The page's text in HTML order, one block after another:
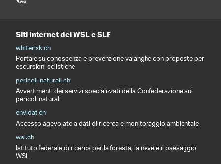
Siti Internet del WSL e SLF
whiterisk.ch
Portale su conoscenza e prevenzione valanghe con proposte per
escursioni sciistiche
pericoli-naturali.ch
Avvertimenti dei servizi specializzati della Confederazione sui
pericoli naturali
envidat.ch
Accesso agevolato a dati di ricerca e monitoraggio ambientale
wsl.ch
Istituto federale di ricerca per la foresta, la neve e il paesaggio
WSL